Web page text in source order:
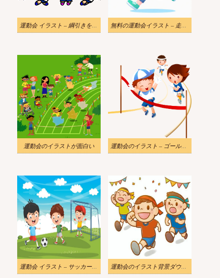
運動会 イラスト – 綱引きをする子供たち 無料の運動会イラスト – 走る子供
運動会のイラストが面白い 運動会のイラスト – ゴールに向かって走る興奮した子供たち
運動会 イラスト – サッカーをする男の子 運動会のイラスト背景ダウンロード